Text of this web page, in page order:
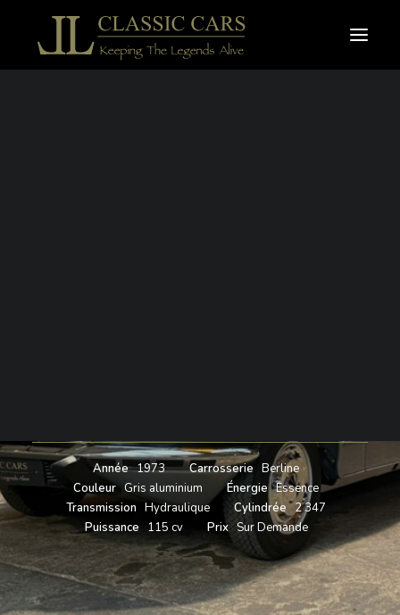
À vendre
Année 1973 Carrosserie Berline
Couleur Gris aluminium Énergie Essence
Transmission Hydraulique Cylindrée
2 347
Puissance
115 cv Prix Sur Demande